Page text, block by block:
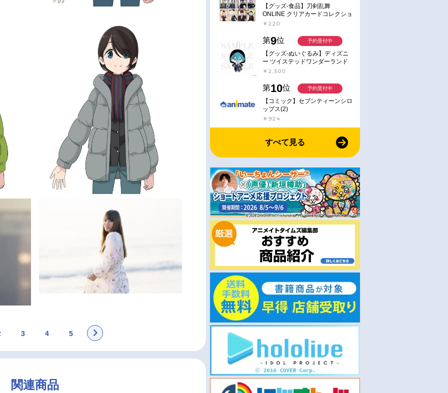
3 4 5
関連商品
【グッズ-食品】刀剣乱舞
ONLINE クリアカードコレクショ
ンガム
￥220
第9位
【グッズ-ぬいぐるみ】ディズニ
ー ツイステッドワンダーランド
ミニミニぬいぐるみ(クラブ・ウ
￥2,500
予約受付中
第10位
【コミック】セブンティーンシロ
ップス(2)
￥924
予約受付中
すべて見る